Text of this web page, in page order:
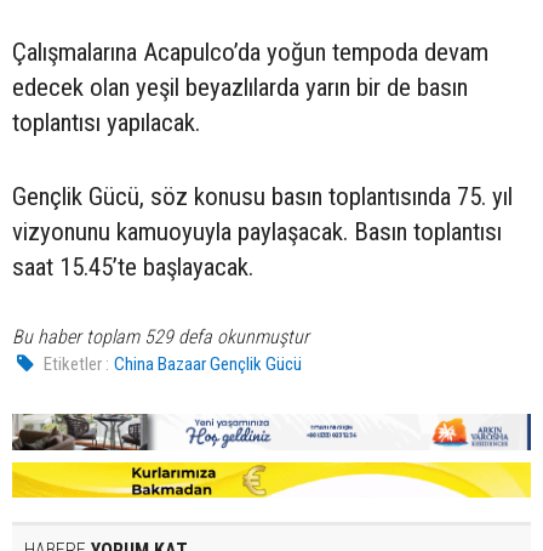
Çalışmalarına Acapulco’da yoğun tempoda devam
edecek olan yeşil beyazlılarda yarın bir de basın
toplantısı yapılacak.
Gençlik Gücü, söz konusu basın toplantısında 75. yıl
vizyonunu kamuoyuyla paylaşacak. Basın toplantısı
saat 15.45’te başlayacak.
Bu haber toplam 529 defa okunmuştur
Etiketler : China Bazaar Gençlik Gücü